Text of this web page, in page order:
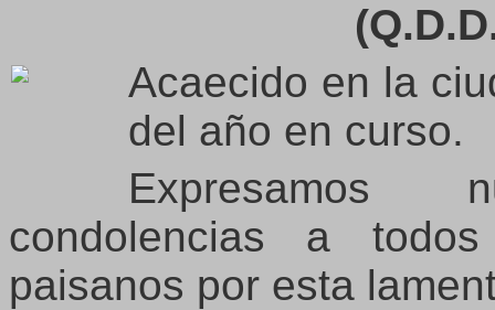
Acaecido en la
del año en curso.
Expresamos
condolencias a
paisanos por esta